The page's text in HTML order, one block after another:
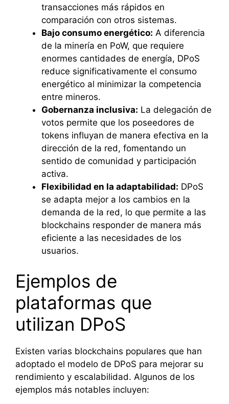
transacciones más rápidos en
comparación con otros sistemas.
Bajo consumo energético: A diferencia
de la minería en PoW, que requiere
enormes cantidades de energía, DPoS
reduce significativamente el consumo
energético al minimizar la competencia
entre mineros.
Gobernanza inclusiva: La delegación de
votos permite que los poseedores de
tokens influyan de manera efectiva en la
dirección de la red, fomentando un
sentido de comunidad y participación
activa.
Flexibilidad en la adaptabilidad: DPoS
se adapta mejor a los cambios en la
demanda de la red, lo que permite a las
blockchains responder de manera más
eficiente a las necesidades de los
usuarios.
Ejemplos de
plataformas que
utilizan DPoS
Existen varias blockchains populares que han
adoptado el modelo de DPoS para mejorar su
rendimiento y escalabilidad. Algunos de los
ejemplos más notables incluyen: